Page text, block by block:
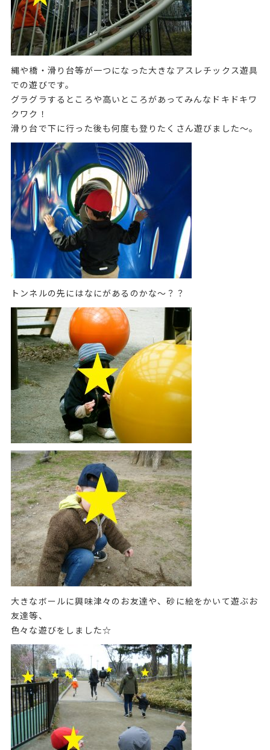
縄や橋・滑り台等が一つになった大きなアスレチックス遊具
での遊びです。
グラグラするところや高いところがあってみんなドキドキワ
クワク！
滑り台で下に行った後も何度も登りたくさん遊びました～。
トンネルの先にはなにがあるのかな～？？
大きなボールに興味津々のお友達や、砂に絵をかいて遊ぶお
友達等、
色々な遊びをしました☆